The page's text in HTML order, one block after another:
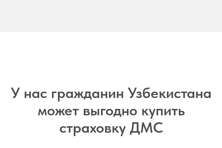
У нас гражданин Узбекистана
может выгодно купить
страховку ДМС